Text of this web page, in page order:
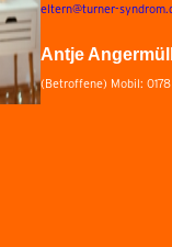
eltern@turner-
Antje
(Betroffene) Mobil: